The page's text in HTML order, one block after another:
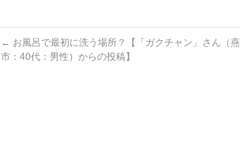
← お風呂で最初に洗う場所？【「ガクチャン」さん（燕
市：40代：男性）からの投稿】